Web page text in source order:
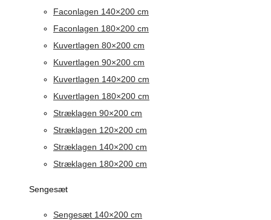
Faconlagen 140×200 cm
Faconlagen 180×200 cm
Kuvertlagen 80×200 cm
Kuvertlagen 90×200 cm
Kuvertlagen 140×200 cm
Kuvertlagen 180×200 cm
Stræklagen 90×200 cm
Stræklagen 120×200 cm
Stræklagen 140×200 cm
Stræklagen 180×200 cm
Sengesæt
Sengesæt 140×200 cm